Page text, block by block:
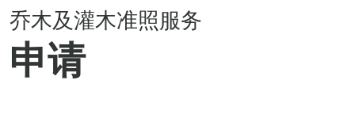
乔木及灌木准照服务
申请